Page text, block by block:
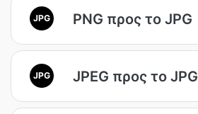
JPG PNG προς το JPG
JPG JPEG προς το JPG